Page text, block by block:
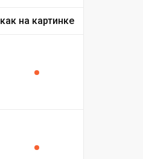
как на картинке